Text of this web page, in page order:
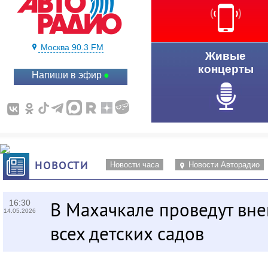
Москва 90.3 FM
Напиши в эфир
Живые
концерты
НОВОСТИ Новости часа Новости Авторадио
16:30
14.05.2026
В Махачкале проведут
всех детских садов